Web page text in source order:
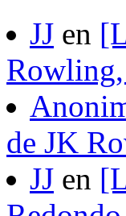
JJ en
de JK
JJ en